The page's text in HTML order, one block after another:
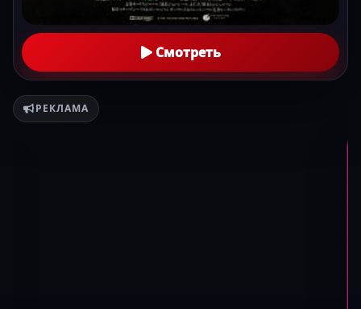
Смотреть
РЕКЛАМА